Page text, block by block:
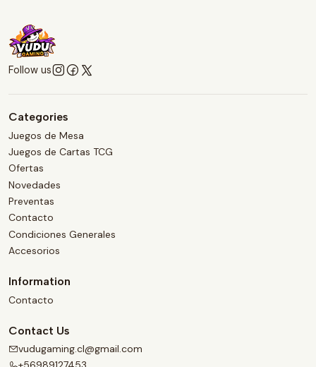
Follow us
Categories
Juegos de Mesa
Juegos de Cartas TCG
Ofertas
Novedades
Preventas
Contacto
Condiciones Generales
Accesorios
Information
Contacto
Contact Us
vudugaming.cl@gmail.com